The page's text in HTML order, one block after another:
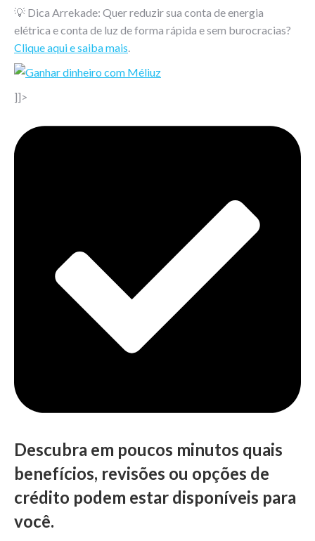
💡 Dica Arrekade: Quer reduzir sua conta de energia
elétrica e conta de luz de forma rápida e sem burocracias?
Clique aqui e saiba mais.
]]>
Descubra em poucos minutos quais
benefícios, revisões ou opções de
crédito podem estar disponíveis para
você.